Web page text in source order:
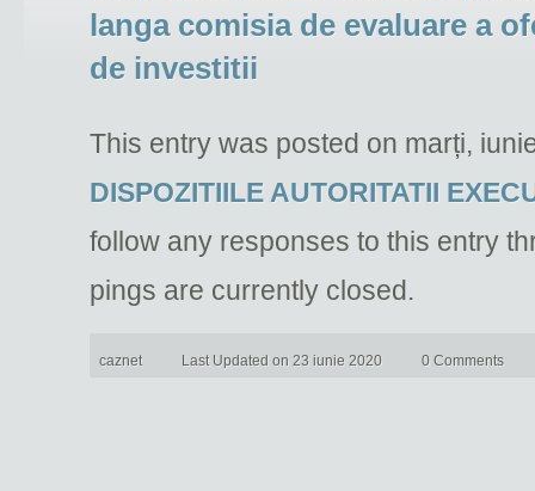
langa comisia de evaluare a
de investitii
This entry was posted on marți,
DISPOZITIILE AUTORITATII
follow any responses to this entry
pings are currently closed.
caznet Last Updated on 23 iunie 2020 0 Comments